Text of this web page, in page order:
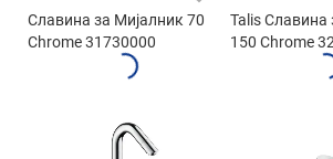
Славина за Мијалник 70
Chrome 31730000
Talis Славина
150 Chrome